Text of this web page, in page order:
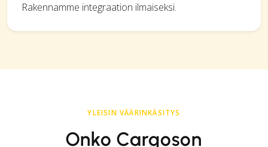
Rakennamme integraation ilmaiseksi.
YLEISIN VÄÄRINKÄSITYS
Onko Cargoson